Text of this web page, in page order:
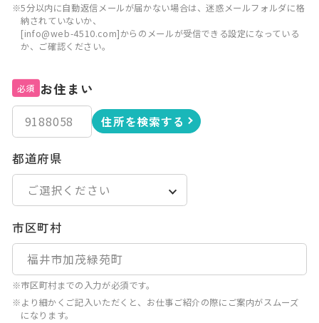
※5分以内に自動返信メールが届かない場合は、迷惑メールフォルダに格
納されていないか、
[info@web-4510.com]からのメールが受信できる設定になっている
か、ご確認ください。
必須 お住まい
住所を検索する
都道府県
市区町村
※市区町村までの入力が必須です。
※より細かくご記入いただくと、お仕事ご紹介の際にご案内がスムーズ
になります。